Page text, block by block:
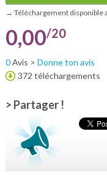
→ Téléchargement disponible
0,00/20
0Avis > Donne ton avis
372 téléchargements
> Partager !